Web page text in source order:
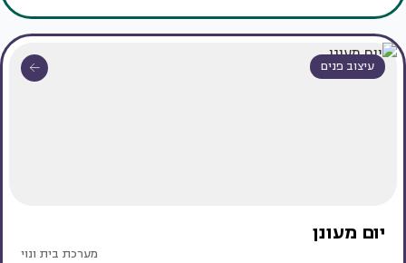
עיצוב פנים
יום מעונן
מערכת בית ונוי